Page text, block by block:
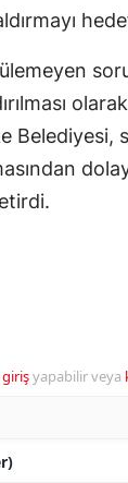
olarak
Belediyesi,
girişyapabilir veya